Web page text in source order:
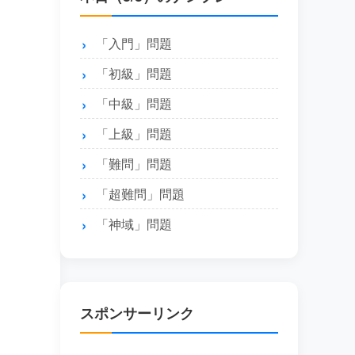
「入門」問題
「初級」問題
「中級」問題
「上級」問題
「難問」問題
「超難問」問題
「神域」問題
スポンサーリンク